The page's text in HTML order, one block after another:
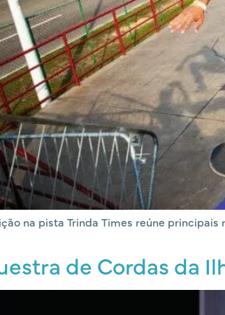
na pista Trinda Times reúne principais
de Cordas da